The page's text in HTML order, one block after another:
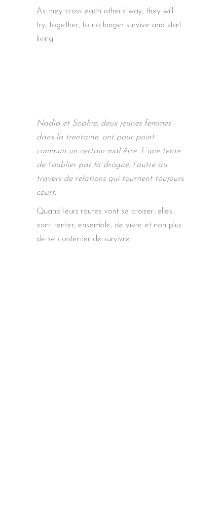
As they cross each other’s way, they will
try, together, to no longer survive and start
living.
Nadia et Sophie, deux jeunes femmes
dans la trentaine, ont pour point
commun un certain mal être. L’une tente
de l’oublier par la drogue, l’autre au
travers de relations qui tournent toujours
court.
Quand leurs routes vont se croiser, elles
vont tenter, ensemble, de vivre et non plus
de se contenter de survivre.